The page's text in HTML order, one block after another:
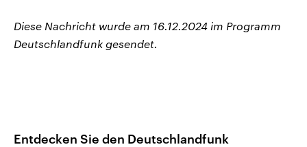
Diese Nachricht wurde am 16.12.2024 im Programm
Deutschlandfunk gesendet.
Entdecken Sie den Deutschlandfunk